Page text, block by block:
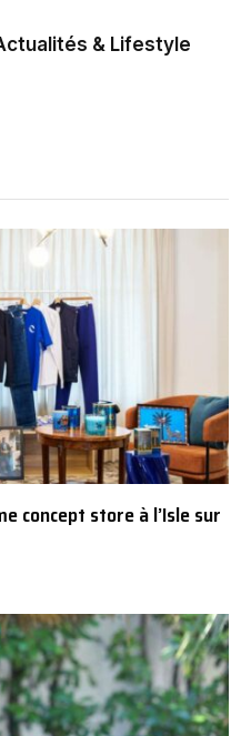
& Lifestyle
concept store à l’Isle sur